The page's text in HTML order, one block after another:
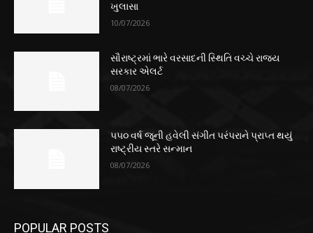
ખુલાસા
10/07/2026
સૌરાષ્ટ્રમાં ભારે વરસાદની સ્થિતિ વચ્ચે રાજ્ય
સરકાર એલર્ટ
08/07/2026
૫૫૦ વર્ષ જૂની હવેલી સંગીત પરંપરાને પ્રાપ્ત થયું
રાષ્ટ્રીય સ્તરે સન્માન
08/07/2026
POPULAR POSTS